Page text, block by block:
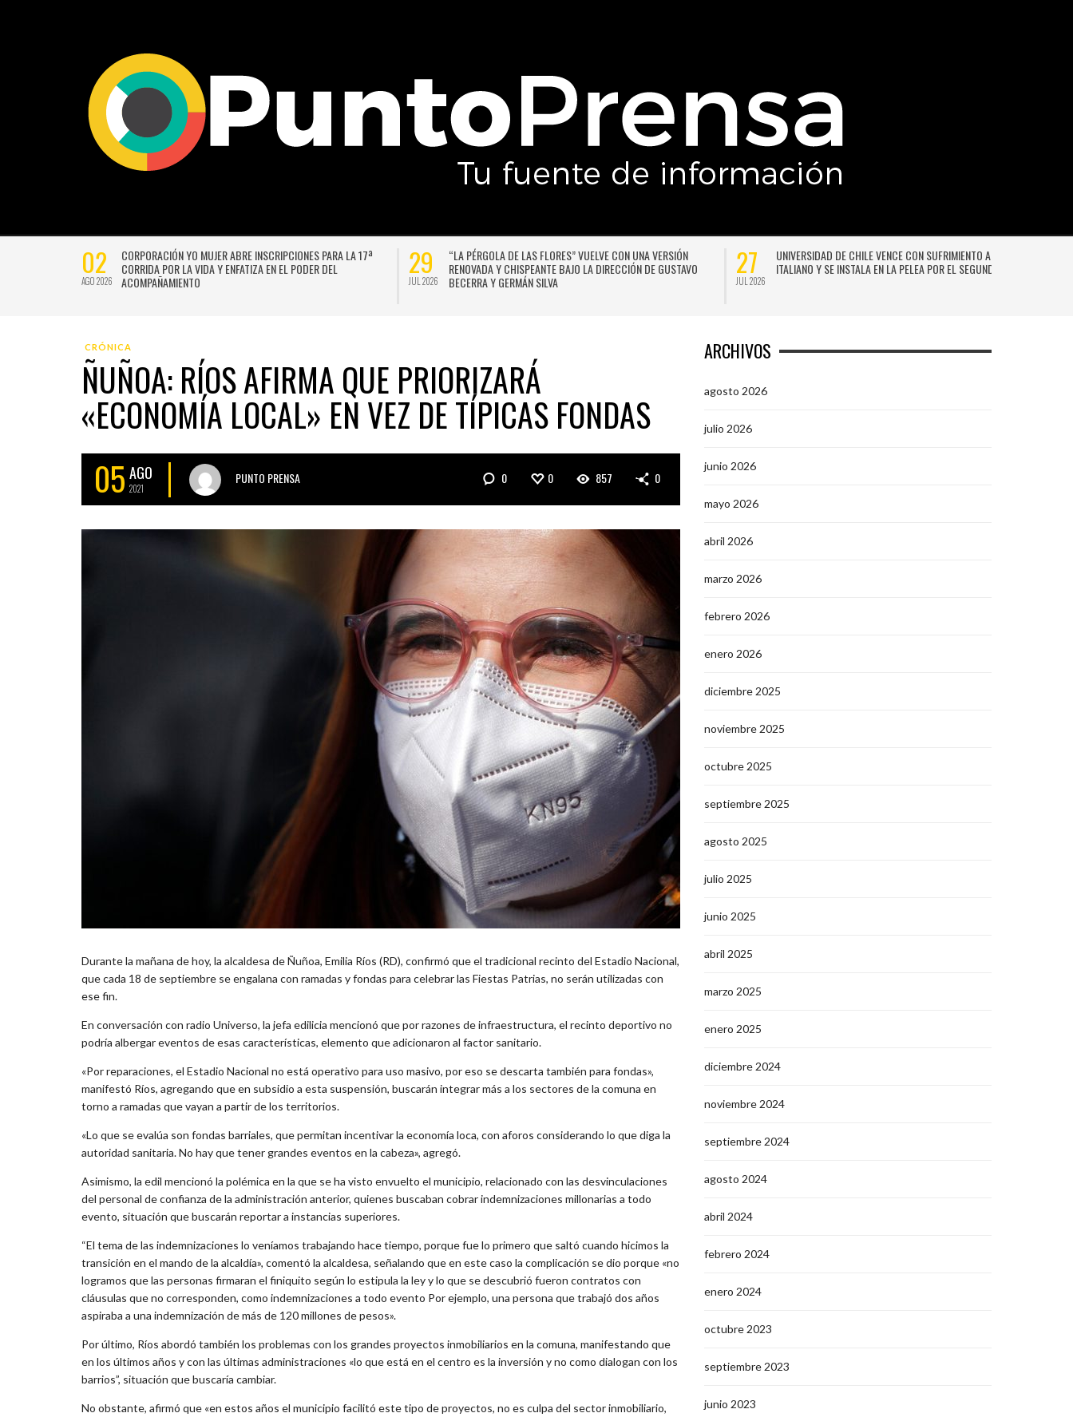
02
AGO 2026
CORPORACIÓN YO MUJER ABRE INSCRIPCIONES PARA LA 17ª
CORRIDA POR LA VIDA Y ENFATIZA EN EL PODER DEL
ACOMPAÑAMIENTO
29
JUL 2026
“LA PÉRGOLA DE LAS FLORES” VUELVE CON UNA VERSIÓN
RENOVADA Y CHISPEANTE BAJO LA DIRECCIÓN DE GUSTAVO
BECERRA Y GERMÁN SILVA
27
JUL 2026
UNIVERSIDAD DE CHILE VENCE CON SUFRIMIENTO A AUDAX
ITALIANO Y SE INSTALA EN LA PELEA POR EL SEGUNDO LUGAR
CRÓNICA
ÑUÑOA: RÍOS AFIRMA QUE PRIORIZARÁ
«ECONOMÍA LOCAL» EN VEZ DE TÍPICAS FONDAS
05 AGO
2021
PUNTO PRENSA 0 0 857 0
Durante la mañana de hoy, la alcaldesa de Ñuñoa, Emilia Ríos (RD), confirmó que el tradicional recinto del Estadio Nacional,
que cada 18 de septiembre se engalana con ramadas y fondas para celebrar las Fiestas Patrias, no serán utilizadas con
ese fin.
En conversación con radio Universo, la jefa edilicia mencionó que por razones de infraestructura, el recinto deportivo no
podría albergar eventos de esas características, elemento que adicionaron al factor sanitario.
«Por reparaciones, el Estadio Nacional no está operativo para uso masivo, por eso se descarta también para fondas»,
manifestó Ríos, agregando que en subsidio a esta suspensión, buscarán integrar más a los sectores de la comuna en
torno a ramadas que vayan a partir de los territorios.
«Lo que se evalúa son fondas barriales, que permitan incentivar la economía loca, con aforos considerando lo que diga la
autoridad sanitaria. No hay que tener grandes eventos en la cabeza», agregó.
Asimismo, la edil mencionó la polémica en la que se ha visto envuelto el municipio, relacionado con las desvinculaciones
del personal de confianza de la administración anterior, quienes buscaban cobrar indemnizaciones millonarias a todo
evento, situación que buscarán reportar a instancias superiores.
“El tema de las indemnizaciones lo veníamos trabajando hace tiempo, porque fue lo primero que saltó cuando hicimos la
transición en el mando de la alcaldía», comentó la alcaldesa, señalando que en este caso la complicación se dio porque «no
logramos que las personas firmaran el finiquito según lo estipula la ley y lo que se descubrió fueron contratos con
cláusulas que no corresponden, como indemnizaciones a todo evento Por ejemplo, una persona que trabajó dos años
aspiraba a una indemnización de más de 120 millones de pesos».
Por último, Ríos abordó también los problemas con los grandes proyectos inmobiliarios en la comuna, manifestando que
en los últimos años y con las últimas administraciones «lo que está en el centro es la inversión y no como dialogan con los
barrios”, situación que buscaría cambiar.
No obstante, afirmó que «en estos años el municipio facilitó este tipo de proyectos, no es culpa del sector inmobiliario,
ARCHIVOS
agosto 2026
julio 2026
junio 2026
mayo 2026
abril 2026
marzo 2026
febrero 2026
enero 2026
diciembre 2025
noviembre 2025
octubre 2025
septiembre 2025
agosto 2025
julio 2025
junio 2025
abril 2025
marzo 2025
enero 2025
diciembre 2024
noviembre 2024
septiembre 2024
agosto 2024
abril 2024
febrero 2024
enero 2024
octubre 2023
septiembre 2023
junio 2023